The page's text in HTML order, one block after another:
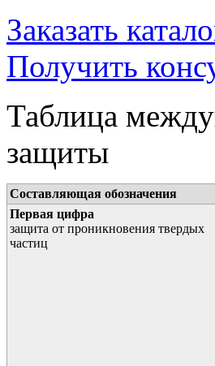
Заказать
Получить
Таблица
защиты
Составляющая обозначения
Первая цифра
защита от проникновения твердых
частиц